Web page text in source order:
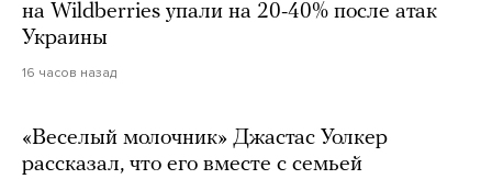
на Wildberries упали на 20-40% после атак
Украины
16 часов назад
«Веселый молочник» Джастас Уолкер
рассказал, что его вместе с семьей